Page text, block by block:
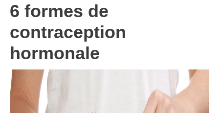
6 formes de
contraception
hormonale